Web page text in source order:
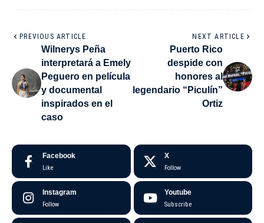
PREVIOUS ARTICLE
Wilnerys Peña
interpretará a Emely
Peguero en película
y documental
inspirados en el
caso
NEXT ARTICLE
Puerto Rico
despide con
honores al
legendario “Piculín”
Ortiz
Facebook
Like
X
Follow
Instagram
Follow
Youtube
Subscribe